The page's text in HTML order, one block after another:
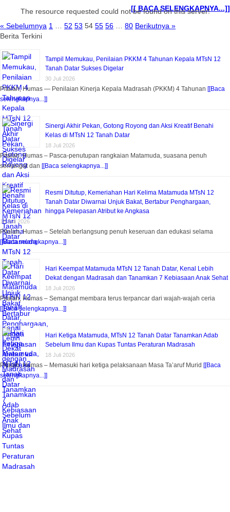
[[ BACA SELENGKAPNYA...]]
« Sebelumnya 1 52 53 54 55 56 80 Berikutnya »
Berita Terkini
Tampil Memukau, Penilaian PKKM 4 Tahunan Kepala MTsN 12
Tanah Datar Sukses Digelar
30 Juli 2026
Pitalah, Humas — Penilaian Kinerja Kepala Madrasah (PKKM) 4 Tahunan [[Baca
selengkapnya...]]
Sinergi Akhir Pekan, Gotong Royong dan Aksi Kreatif Benahi
Kelas di MTsN 12 Tanah Datar
18 Juli 2026
Pitalah, Humas – Pasca-penutupan rangkaian Matamuda, suasana penuh
semangat dan [[Baca selengkapnya...]]
Resmi Ditutup, Kemeriahan Hari Kelima Matamuda MTsN 12
Tanah Datar Diwarnai Unjuk Bakat, Bertabur Penghargaan,
hingga Pelepasan Atribut ke Angkasa
18 Juli 2026
Pitalah, Humas – Setelah berlangsung penuh keseruan dan edukasi selama
[[Baca selengkapnya...]]
Hari Keempat Matamuda MTsN 12 Tanah Datar, Kenal Lebih
Dekat dengan Madrasah dan Tanamkan 7 Kebiasaan Anak Sehat
18 Juli 2026
Pitalah, Humas – Semangat membara terus terpancar dari wajah-wajah ceria
[[Baca selengkapnya...]]
Hari Ketiga Matamuda, MTsN 12 Tanah Datar Tanamkan Adab
Sebelum Ilmu dan Kupas Tuntas Peraturan Madrasah
18 Juli 2026
Pitalah, Humas – Memasuki hari ketiga pelaksanaan Masa Ta’aruf Murid [[Baca
selengkapnya...]]
The resource requested could not be found on this server!